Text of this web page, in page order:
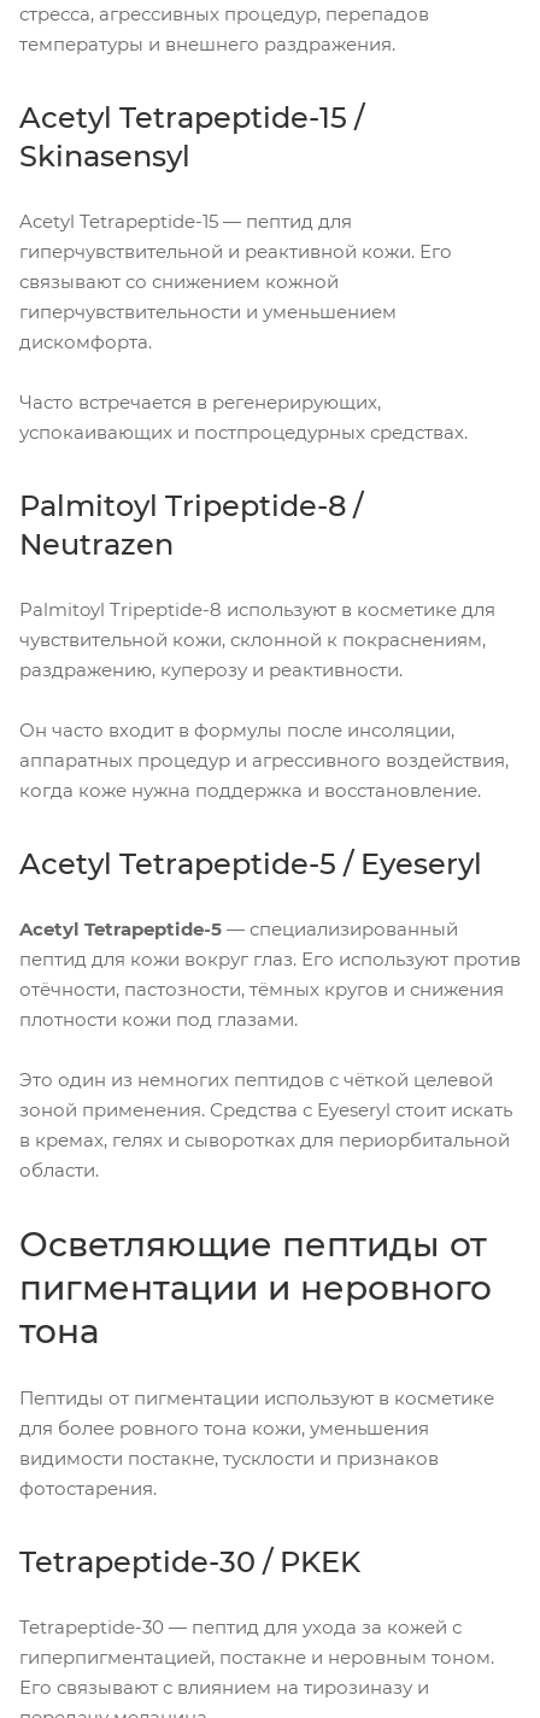
стресса, агрессивных процедур, перепадов
температуры и внешнего раздражения.
Acetyl Tetrapeptide-15 /
Skinasensyl
Acetyl Tetrapeptide-15 — пептид для
гиперчувствительной и реактивной кожи. Его
связывают со снижением кожной
гиперчувствительности и уменьшением
дискомфорта.
Часто встречается в регенерирующих,
успокаивающих и постпроцедурных средствах.
Palmitoyl Tripeptide-8 /
Neutrazen
Palmitoyl Tripeptide-8 используют в косметике для
чувствительной кожи, склонной к покраснениям,
раздражению, куперозу и реактивности.
Он часто входит в формулы после инсоляции,
аппаратных процедур и агрессивного воздействия,
когда коже нужна поддержка и восстановление.
Acetyl Tetrapeptide-5 / Eyeseryl
Acetyl Tetrapeptide-5 — специализированный
пептид для кожи вокруг глаз. Его используют против
отёчности, пастозности, тёмных кругов и снижения
плотности кожи под глазами.
Это один из немногих пептидов с чёткой целевой
зоной применения. Средства с Eyeseryl стоит искать
в кремах, гелях и сыворотках для периорбитальной
области.
Осветляющие пептиды от
пигментации и неровного
тона
Пептиды от пигментации используют в косметике
для более ровного тона кожи, уменьшения
видимости постакне, тусклости и признаков
фотостарения.
Tetrapeptide-30 / PKEK
Tetrapeptide-30 — пептид для ухода за кожей с
гиперпигментацией, постакне и неровным тоном.
Его связывают с влиянием на тирозиназу и